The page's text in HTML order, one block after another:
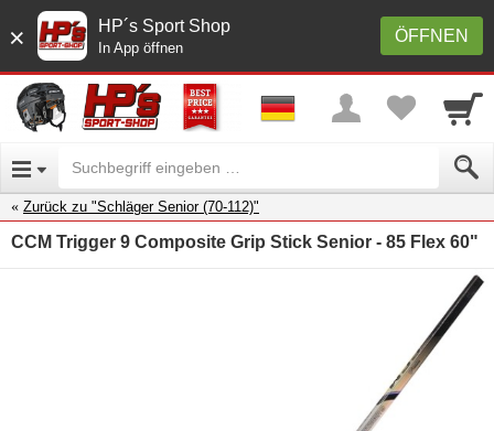
× ÖFFNEN
HP´s Sport Shop
In App öffnen
Zurück zu "Schläger Senior (70-112)"
CCM Trigger 9 Composite Grip Stick Senior - 85 Flex 60"